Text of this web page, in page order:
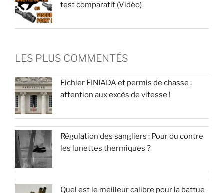
test comparatif (Vidéo)
LES PLUS COMMENTÉS
Fichier FINIADA et permis de chasse :
attention aux excès de vitesse !
Régulation des sangliers : Pour ou contre
les lunettes thermiques ?
Quel est le meilleur calibre pour la battue